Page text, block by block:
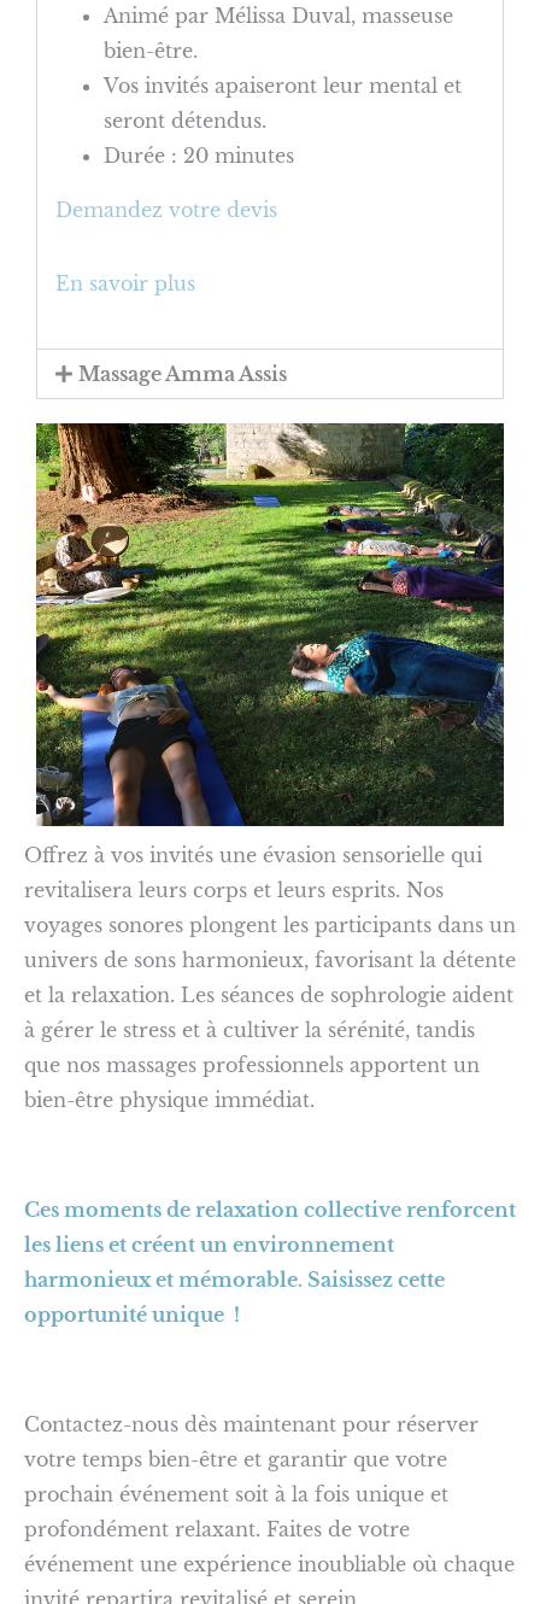
Animé par Mélissa Duval, masseuse
bien-être.
Vos invités apaiseront leur mental et
seront détendus.
Durée : 20 minutes
Demandez votre devis
En savoir plus
Massage Amma Assis
Offrez à vos invités une évasion sensorielle qui
revitalisera leurs corps et leurs esprits. Nos
voyages sonores plongent les participants dans un
univers de sons harmonieux, favorisant la détente
et la relaxation. Les séances de sophrologie aident
à gérer le stress et à cultiver la sérénité, tandis
que nos massages professionnels apportent un
bien-être physique immédiat.
Ces moments de relaxation collective renforcent
les liens et créent un environnement
harmonieux et mémorable. Saisissez cette
opportunité unique !
Contactez-nous dès maintenant pour réserver
votre temps bien-être et garantir que votre
prochain événement soit à la fois unique et
profondément relaxant. Faites de votre
événement une expérience inoubliable où chaque
invité repartira revitalisé et serein.